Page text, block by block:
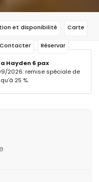
et disponibilité Carte
Contacter Réservar
Hayden 6 pax
2026: remise spéciale de
25 %.